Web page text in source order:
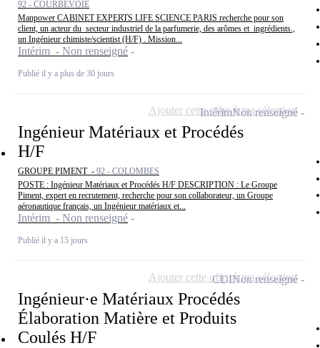
92 - COURBEVOIE
Manpower CABINET EXPERTS LIFE SCIENCE PARIS recherche pour son
client, un acteur du secteur industriel de la parfumerie, des arômes et ingrédients.,
un Ingénieur chimiste/scientist (H/F) . Mission...
Intérim - Non renseigné
Publié il y a plus de 30 jours
Ingénieur Matériaux et Procédés
H/F
GROUPE PIMENT - 92 - COLOMBES
POSTE : Ingénieur Matériaux et Procédés H/F DESCRIPTION : Le Groupe
Piment, expert en recrutement, recherche pour son collaborateur, un Groupe
aéronautique français, un Ingénieur matériaux et...
Intérim - Non renseigné
Publié il y a 15 jours
IntérimNon renseigné
Ajouter cette offre à ma sélection
Ingénieur·e Matériaux Procédés
Élaboration Matière et Produits
Coulés H/F
CDINon renseigné
Ajouter cette offre à ma sélection